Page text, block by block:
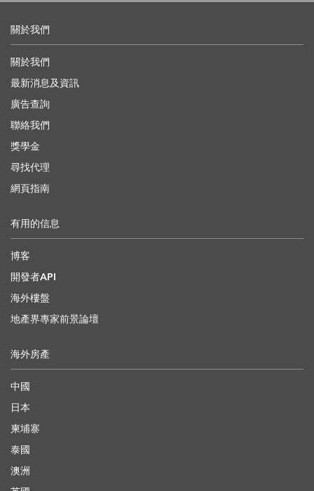
關於我們
關於我們
最新消息及資訊
廣告查詢
聯絡我們
獎學金
尋找代理
網頁指南
有用的信息
博客
開發者API
海外樓盤
地產界專家前景論壇
海外房產
中國
日本
柬埔寨
泰國
澳洲